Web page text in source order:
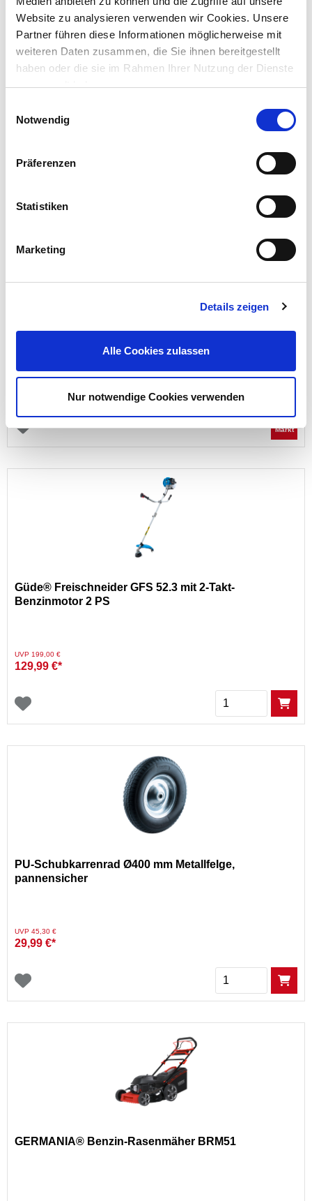
Website zu analysieren verwenden wir Cookies. Unsere
Partner führen diese Informationen möglicherweise mit
weiteren Daten zusammen, die Sie ihnen bereitgestellt
haben oder die sie im Rahmen Ihrer Nutzung der Dienste
gesammelt haben.
Notwendig
Präferenzen
Statistiken
Marketing
Details zeigen
Alle Cookies zulassen
Nur notwendige Cookies verwenden
GERMANIA® Elektro-Rasenmäher ERM 13
Preis reduziert von
UVP 69,95 €auf
Markt
Güde® Freischneider GFS 52.3 mit 2-Takt-
Benzinmotor 2 PS
Preis reduziert von
UVP 199,00 €auf
129,99 €*
Menge
PU-Schubkarrenrad Ø400 mm Metallfelge,
pannensicher
Preis reduziert von
UVP 45,30 €auf
29,99 €*
Menge
GERMANIA® Benzin-Rasenmäher BRM51